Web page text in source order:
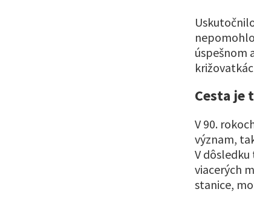
úspešnom
Cesta je
V 90.
význam,
V
viacerých
stanice,